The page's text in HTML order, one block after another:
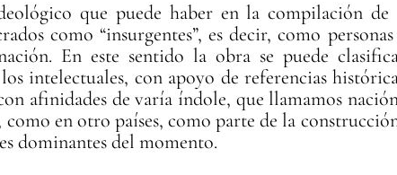
que puede haber en la compilación
como “insurgentes”, es decir, como
En este sentido la obra se puede
intelectuales, con apoyo de referencias
afinidades de varía índole, que llamamos
en otro países, como parte de la
dominantes del momento.